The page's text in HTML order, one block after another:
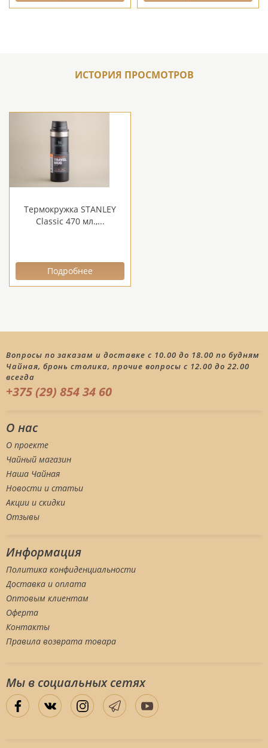
ИСТОРИЯ ПРОСМОТРОВ
Термокружка STANLEY
Classic 470 мл.,...
Подробнее
Вопросы по заказам и доставке с 10.00 до 18.00 по будням
Чайная, бронь столика, прочие вопросы с 12.00 до 22.00
всегда
+375 (29) 854 34 60
О нас
О проекте
Чайный магазин
Наша Чайная
Новости и статьи
Акции и скидки
Отзывы
Информация
Политика конфиденциальности
Доставка и оплата
Оптовым клиентам
Оферта
Контакты
Правила возврата товара
Мы в социальных сетяx